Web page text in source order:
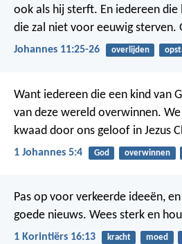
ook als hij sterft. En iedereen
die zal niet voor eeuwig sterven.
Johannes 11:25-26 overlijden
Want iedereen die een kind van
van deze wereld overwinnen.
kwaad door ons geloof in Jezus
1 Johannes 5:4 God overwinnen
Pas op voor verkeerde ideeën,
goede nieuws. Wees sterk en
1 Korintiërs 16:13 kracht moed